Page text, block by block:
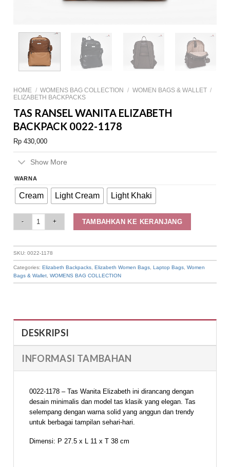
HOME / WOMENS BAG COLLECTION / WOMEN BAGS & WALLET /
ELIZABETH BACKPACKS
TAS RANSEL WANITA ELIZABETH
BACKPACK 0022-1178
Rp 430,000
Show More
WARNA
Cream Light Cream Light Khaki
TAMBAHKAN KE KERANJANG
SKU:0022-1178
Categories:Elizabeth Backpacks ,Elizabeth Women Bags ,Laptop Bags ,Women
Bags & Wallet ,WOMENS BAG COLLECTION
DESKRIPSI
INFORMASI TAMBAHAN
0022-1178 – Tas Wanita Elizabeth ini dirancang dengan
desain minimalis dan model tas klasik yang elegan. Tas
selempang dengan warna solid yang anggun dan trendy
untuk berbagai tampilan sehari-hari.
Dimensi: P 27.5 x L 11 x T 38 cm